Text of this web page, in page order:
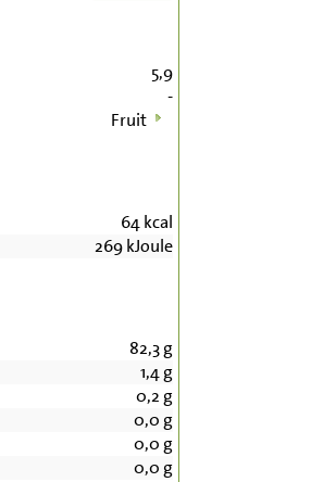
5,9
-
Fruit
64kcal
269kJoule
82,3g
1,4g
0,2 g
0,0 g
0,0 g
0,0 g